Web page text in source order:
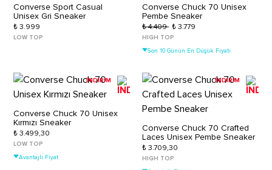
Converse Sport Casual
Unisex Gri Sneaker
₺ 3.999
LOW TOP
Converse Chuck 70 Unisex
Pembe Sneaker
₺ 4.409 ₺ 3.779
HIGH TOP
Son 10 Günün En Düşük Fiyatı
İNDİRİM
Converse Chuck 70 Unisex
Kırmızı Sneaker
₺ 3.499,30
LOW TOP
Avantajlı Fiyat
İNDİRİM
Converse Chuck 70 Crafted
Laces Unisex Pembe Sneaker
₺ 3.709,30
HIGH TOP